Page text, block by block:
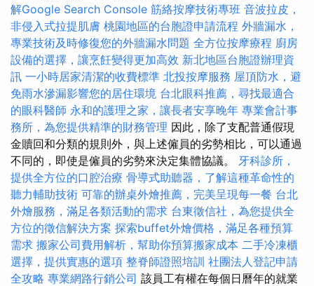
解Google Search Console 筋絡按摩技術專班 音波拉皮，
非侵入式拉提肌膚 桃園地區的台胞證申請流程 外牆漏水，
專業技術及時修復您的外牆漏水問題 全方位按摩療程 廚房
設備的選擇，讓烹飪變得更加高效 新北地區台胞證辦理資
訊 一小時居家清潔的收費標準 北投按摩服務 屋頂防水，避
免雨水滲漏影響您的居住環境 台北眼科推薦，尋找最適合
的眼科醫師 永和的護理之家，讓長者安享晚年 專業會計事
務所，為您提供精準的財務管理 因此，除了支配普通假現
金贖回和分類的規則外，與上述僱員的劣勢相比，可以通過
不同的，即使是僱員的劣勢來決定集體協議。 牙科診所，
提供全方位的口腔治療 骨導式助聽器，了解這種革命性的
聽力輔助技術 可靠的辦桌外燴推薦，完美呈現每一餐 台北
外燴服務，滿足各類活動的需求 台東徵信社，為您提供全
方位的徵信解決方案 探索buffet外燴價格，滿足各種預算
需求 搬家公司費用解析，幫助你預算搬家成本 二手冷凍櫃
選擇，提供實惠的選項 整脊師證照培訓 社團法人登記申請
全攻略 專業網路行銷公司 該員工有權在每個日曆年的就業